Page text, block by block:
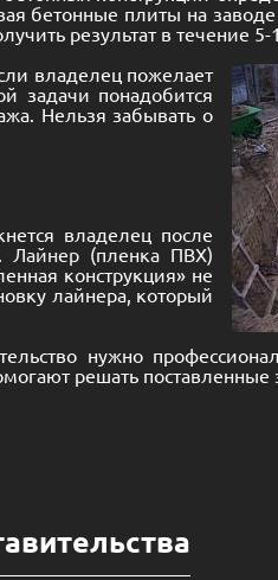
бетонные плиты на
результат в течение 5-
владелец пожелает
задачи понадобится
Нельзя забывать о
владелец после
Лайнер (пленка ПВХ)
конструкция» не
лайнера, который
нужно
решать поставленные